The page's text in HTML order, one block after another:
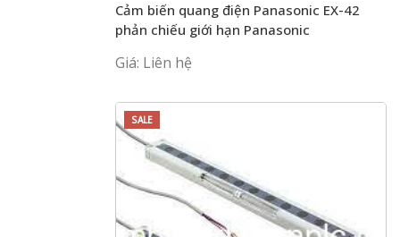
Cảm biến quang điện Panasonic EX-42
phản chiếu giới hạn Panasonic
Giá: Liên hệ
SALE